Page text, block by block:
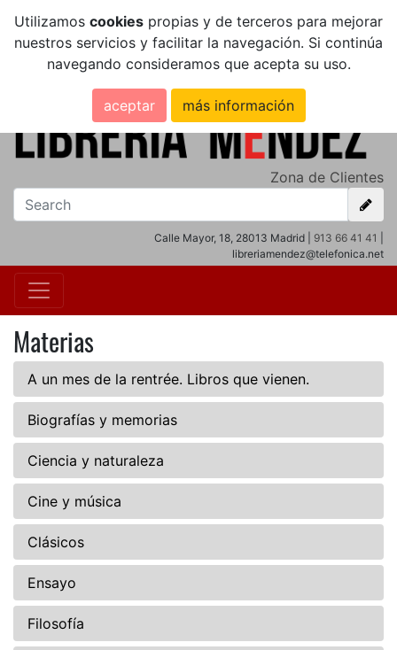
Utilizamos cookies propias y de terceros para mejorar
nuestros servicios y facilitar la navegación. Si continúa
navegando consideramos que acepta su uso.
aceptar más información
Zona de Clientes
Calle Mayor, 18, 28013 Madrid | 913 66 41 41
libreriamendez@telefonica.net
Materias
A un mes de la rentrée. Libros que vienen.
Biografías y memorias
Ciencia y naturaleza
Cine y música
Clásicos
Ensayo
Filosofía